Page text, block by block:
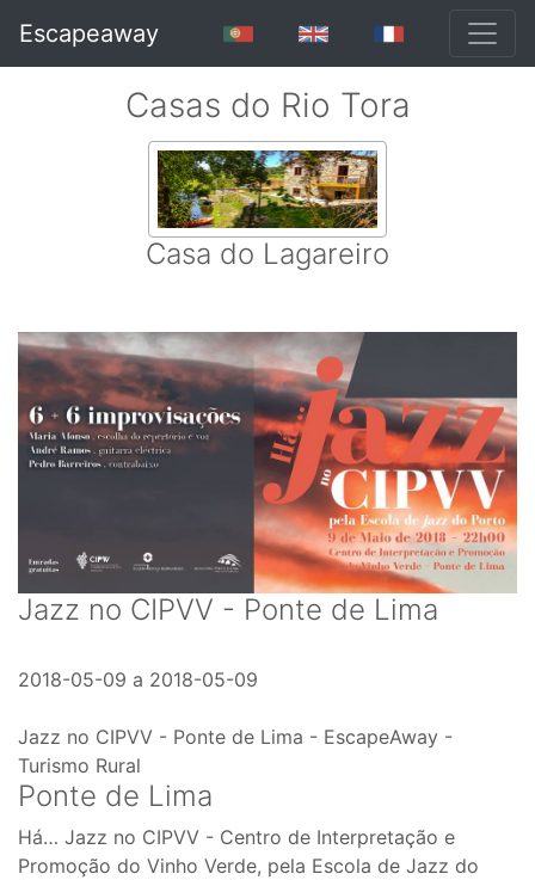
Escapeaway
Casas do Rio Tora
Casa do Lagareiro
Jazz no CIPVV - Ponte de Lima
2018-05-09 a 2018-05-09
Jazz no CIPVV - Ponte de Lima - EscapeAway -
Turismo Rural
Ponte de Lima
Há… Jazz no CIPVV - Centro de Interpretação e
Promoção do Vinho Verde, pela Escola de Jazz do